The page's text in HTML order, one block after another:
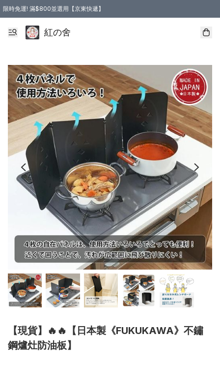
限時免運! 滿$800並選用【京東快遞】
紅の舍
【現貨】🔥🔥【日本製《FUKUKAWA》不鏽
鋼爐灶防油板】